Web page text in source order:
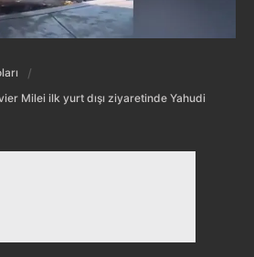
Milei ilk yurt dışı ziyaretinde Yahudi